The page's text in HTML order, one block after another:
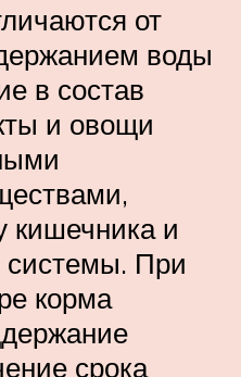
от
воды
в состав
и овощи
кишечника и
При
корма
срока